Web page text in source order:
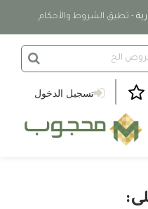
- تطبق الشروط والأحكام
تسجيل الدخول